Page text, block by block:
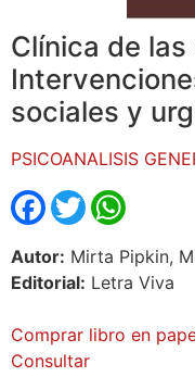
Clínica de
sociales y
PSICOANALISIS
Facebook
Twitter
Autor: Mirta Pipkin,
Editorial: Letra Viva
Comprar libro en
Consultar